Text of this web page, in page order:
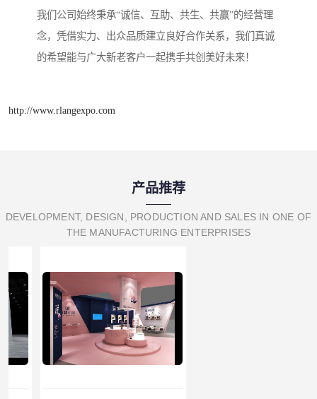
我们公司始终秉承“诚信、互助、共生、共赢”的经营理
念，凭借实力、出众品质建立良好合作关系，我们真诚
的希望能与广大新老客户一起携手共创美好未来！
http://www.rlangexpo.com
产品推荐
DEVELOPMENT, DESIGN, PRODUCTION AND SALES IN ONE OF
THE MANUFACTURING ENTERPRISES